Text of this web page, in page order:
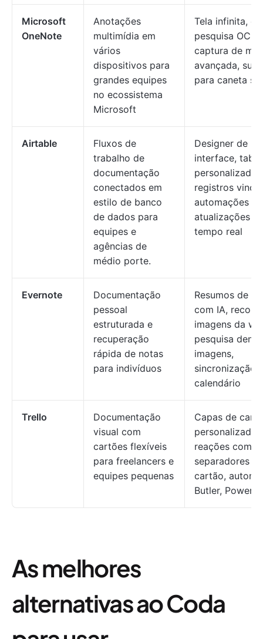
Microsoft
OneNote
Anotações
multimídia em
vários
dispositivos para
grandes equipes
no ecossistema
Microsoft
Tela infinita,
pesquisa OCR,
captura de
avançada,
para caneta
Airtable
Fluxos de
trabalho de
documentação
conectados em
estilo de banco
de dados para
equipes e
agências de
médio porte.
Designer de
interface,
personalizadas,
registros
automações
atualizações
tempo real
Evernote
Documentação
pessoal
estruturada e
recuperação
rápida de notas
para indivíduos
Resumos de
com IA,
imagens da
pesquisa
imagens,
sincronização
calendário
Trello
Documentação
visual com
cartões flexíveis
para freelancers e
equipes pequenas
Capas de
personalizadas,
reações com
separadores de
cartão,
Butler,
As melhores
alternativas ao Coda